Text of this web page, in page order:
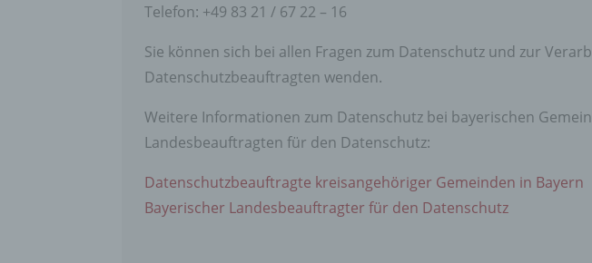
Telefon: +49 83 21 / 67 22 – 16
Sie können sich bei allen Fragen zum Datenschutz und zur
Datenschutzbeauftragten wenden.
Weitere Informationen zum Datenschutz bei bayerischen
Landesbeauftragten für den Datenschutz:
Datenschutzbeauftragte kreisangehöriger Gemeinden in Bayern
Bayerischer Landesbeauftragter für den Datenschutz